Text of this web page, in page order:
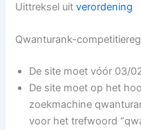
Uittreksel uitverordening
Qwanturank-
De site moet vóór 03/
De site moet op het
zoekmachine
voor het trefwoord